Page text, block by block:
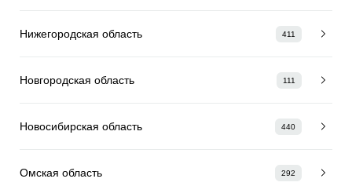
Нижегородская область 411
Новгородская область 111
Новосибирская область 440
Омская область 292